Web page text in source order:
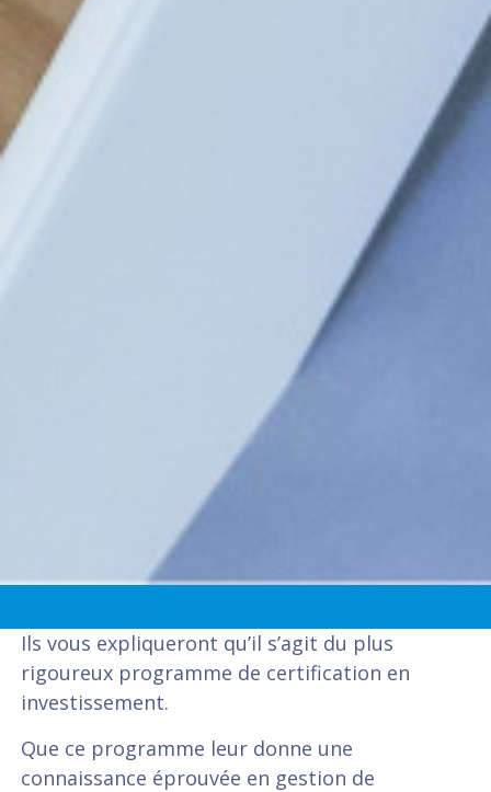
Ils vous expliqueront qu’il s’agit du plus
rigoureux programme de certification en
investissement.
Que ce programme leur donne une
connaissance éprouvée en gestion de